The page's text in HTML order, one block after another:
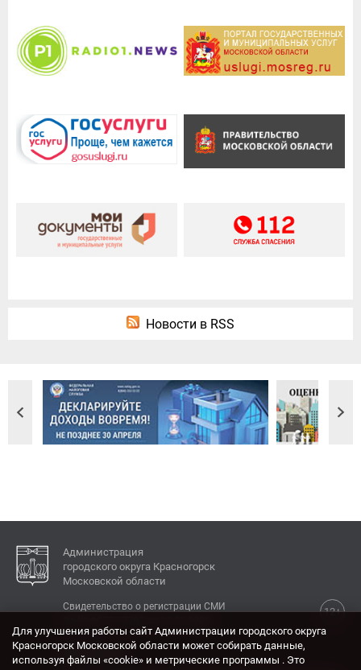
Новости в RSS
Администрация
городского округа Красногорск
Московской области
12+
Свидетельство о регистрации СМИ
КОНТАКТЫ
Для улучшения работы сайт Администрации городского округа
Красногорск Московской области может собирать данные,
используя файлы «cookie» и метрические программы . Это